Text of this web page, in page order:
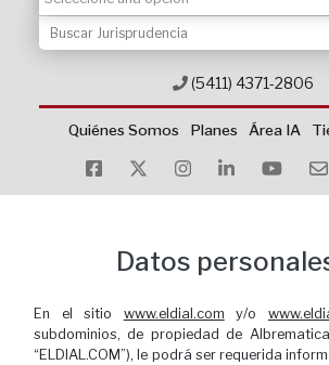
Contacto
(5411) 4371-2806
Quiénes Somos Planes Área IA
Datos
En el sitio www.eldial.com y/o
subdominios, de propiedad de
“ELDIAL.COM”), le podrá ser requerida